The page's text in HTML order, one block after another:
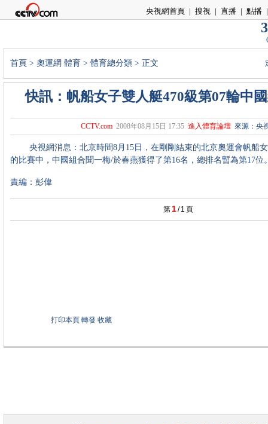
央視網首頁 | 搜視 | 直播 | 點播 |
首頁 > 奧運網 體育 > 體育總分類 > 正文
快訊：帆船女子雙人艇470級第07輪中
CCTV.com 2008年08月15日 17:35 進入體育論壇 來源：央
央視網消息：北京時間8月15日，在剛剛結束的北京奧運會帆船女
的比賽中，中國組合聞一梅/於春燕獲得了第16名，總排名暫為第17位
責編：彭偉
第 1/ 1 頁
打印本頁 轉發 收藏